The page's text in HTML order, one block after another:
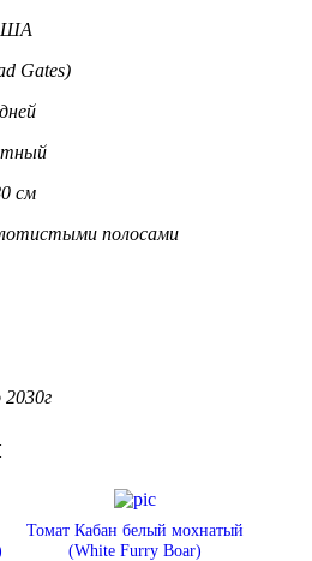
Gates)
см
полосами
Томат Кабан белый мохнатый
(White Furry Boar)